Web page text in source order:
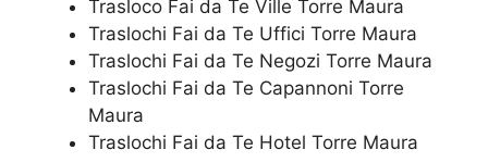
Trasloco Fai da Te Ville Torre Maura
Traslochi Fai da Te Uffici Torre Maura
Traslochi Fai da Te Negozi Torre Maura
Traslochi Fai da Te Capannoni Torre
Maura
Traslochi Fai da Te Hotel Torre Maura